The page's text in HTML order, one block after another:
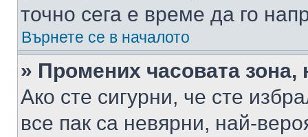
точно сега е време да го
Върнете се в началото
» Промених часовата
Ако сте сигурни, че сте
все пак са невярни, най-